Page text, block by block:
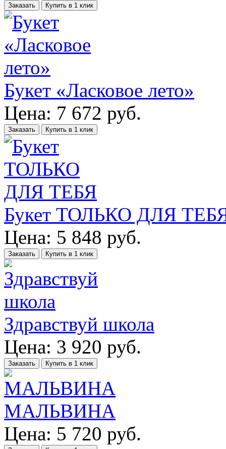
Заказать Купить в 1 клик
Букет «Ласковое лето»
Цена: 7 672 руб.
Заказать Купить в 1 клик
Букет ТОЛЬКО ДЛЯ
Цена: 5 848 руб.
Заказать Купить в 1 клик
Здравствуй школа
Цена: 3 920 руб.
Заказать Купить в 1 клик
МАЛЬВИНА
Цена: 5 720 руб.